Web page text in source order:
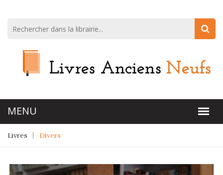
Livres Divers